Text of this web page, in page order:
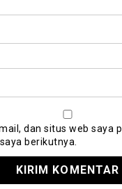
dan situs web saya
berikutnya.